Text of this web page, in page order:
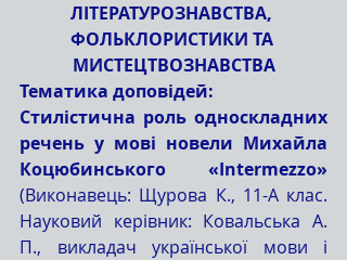
ЛІТЕРАТУРОЗНАВСТВА,
ФОЛЬКЛОРИСТИКИ ТА
МИСТЕЦТВОЗНАВСТВА
Тематика доповідей:
Стилістична роль односкладних
речень у мові новели Михайла
(Виконавець: Щурова К., 11-А клас.
Науковий керівник: Ковальська А.
П., викладач української мови і